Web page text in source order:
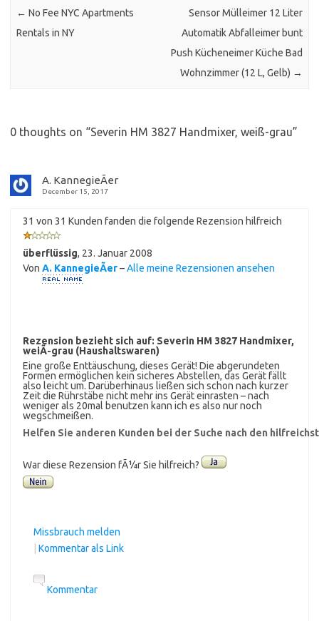
← No Fee NYC Apartments
Rentals in NY
Sensor Mülleimer 12 Liter
Automatik Abfalleimer bunt
Push Kücheneimer Küche Bad
Wohnzimmer (12 L, Gelb) →
0 thoughts on “Severin HM 3827 Handmixer, weiß-grau”
A. KannegieÃer
December 15, 2017
31 von 31 Kunden fanden die folgende Rezension hilfreich
überflüssig, 23. Januar 2008
Von A. KannegieÃer–Alle meine Rezensionen ansehen
Rezension bezieht sich auf: Severin HM 3827 Handmixer,
weiÃ-grau (Haushaltswaren)
Eine große Enttäuschung, dieses Gerät! Die abgerundeten
Formen ermöglichen kein sicheres Abstellen, das Gerät fällt
also leicht um. Darüberhinaus ließen sich schon nach kurzer
Zeit die Rührstäbe nicht mehr ins Gerät einrasten – nach
weniger als 20mal benutzen kann ich es also nur noch
wegschmeißen.
Helfen Sie anderen Kunden bei der Suche nach den
War diese Rezension fÃ¼r Sie hilfreich?
Missbrauch melden
Kommentar als Link
Kommentar